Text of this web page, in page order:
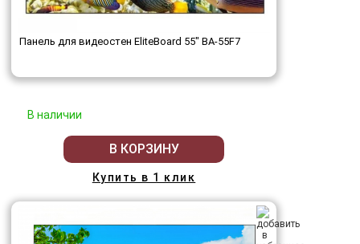
Панель для видеостен EliteBoard 55" BA-55F7
В наличии
В КОРЗИНУ
Купить в 1 клик